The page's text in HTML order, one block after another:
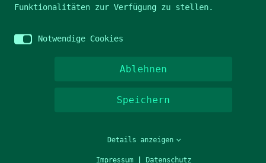
Funktionalitäten zur Verfügung zu stellen.
Notwendige Cookies
Ablehnen
Speichern
Details anzeigen
Impressum| Datenschutz